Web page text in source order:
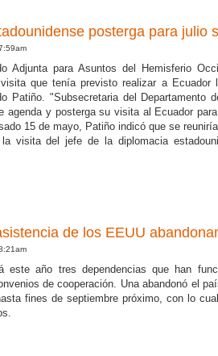
posterga para julio
Adjunta para Asuntos del Hemisferio
que tenía previsto realizar a Ecuador
Patiño. "Subsecretaria del Departamento
agenda y posterga su visita al Ecuador
15 de mayo, Patiño indicó que se
visita del jefe de la diplomacia
de los EEUU
este año tres dependencias que han
de cooperación. Una abandonó el
fines de septiembre próximo, con lo